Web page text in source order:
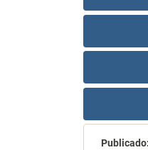
Publicado: